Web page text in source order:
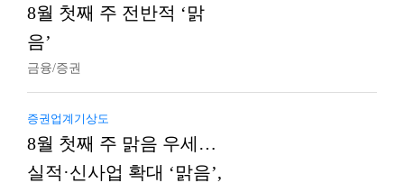
8월 첫째 주 전반적 ‘맑
음’
금융/증권
증권업계기상도
8월 첫째 주 맑음 우세…
실적·신사업 확대 ‘맑음’,